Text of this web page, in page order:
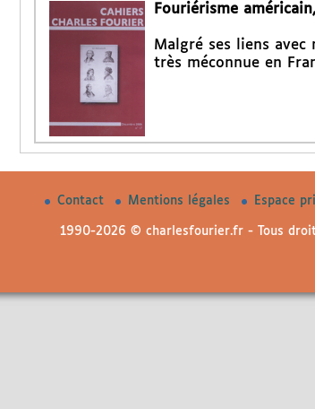
Fouriérisme
Malgré ses liens
très méconnue en
Contact Mentions légales Espace
1990-2026 © charlesfourier.fr - Tous